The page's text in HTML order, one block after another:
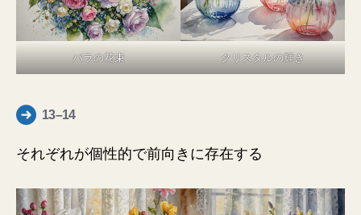
バラの花束 クリスタルの輝き
13–14
それぞれが個性的で前向きに存在する